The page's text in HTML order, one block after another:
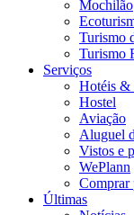
Mochilão
Turismo
Turismo
Serviços
Hotéis &
Hostel
Aviação
Aluguel
Vistos e
WePlann
Comprar
Últimas